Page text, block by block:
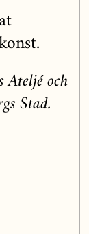
Ateljé och
Stad.